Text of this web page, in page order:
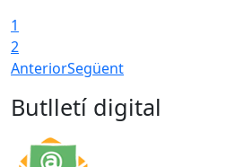
1
2
AnteriorSegüent
Butlletí digital